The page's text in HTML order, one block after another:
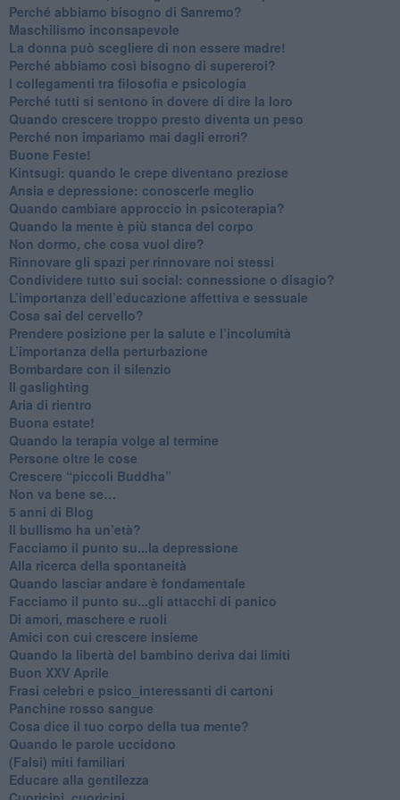
​Perché abbiamo bisogno di Sanremo?
​Maschilismo inconsapevole
​La donna può scegliere di non essere madre!
​Perché abbiamo così bisogno di supereroi?
​I collegamenti tra filosofia e psicologia
​Perché tutti si sentono in dovere di dire la loro
​Quando crescere troppo presto diventa un peso
​Perché non impariamo mai dagli errori?
​Buone Feste!
​Kintsugi: quando le crepe diventano preziose
Ansia e depressione: conoscerle meglio
Quando cambiare approccio in psicoterapia?
​Quando la mente è più stanca del corpo
Non dormo, che cosa vuol dire?
​Rinnovare gli spazi per rinnovare noi stessi
​Condividere tutto sui social: connessione o disagio?
​L’importanza dell’educazione affettiva e sessuale
​Cosa sai del cervello?
Prendere posizione per la salute e l’incolumità
L’importanza della perturbazione
​Bombardare con il silenzio
Il gaslighting
Aria di rientro
Buona estate!
​Quando la terapia volge al termine
​Persone oltre le cose
​Crescere “piccoli Buddha”
Non va bene se…
​5 anni di Blog
​Il bullismo ha un’età?
Facciamo il punto su...la depressione
​Alla ricerca della spontaneità
​Quando lasciar andare è fondamentale
Facciamo il punto su...gli attacchi di panico
Di amori, maschere e ruoli
​Amici con cui crescere insieme
​Quando la libertà del bambino deriva dai limiti
Buon XXV Aprile
​Frasi celebri e psico_interessanti di cartoni
​Panchine rosso sangue
​Cosa dice il tuo corpo della tua mente?
​Quando le parole uccidono
​(Falsi) miti familiari
​Educare alla gentilezza